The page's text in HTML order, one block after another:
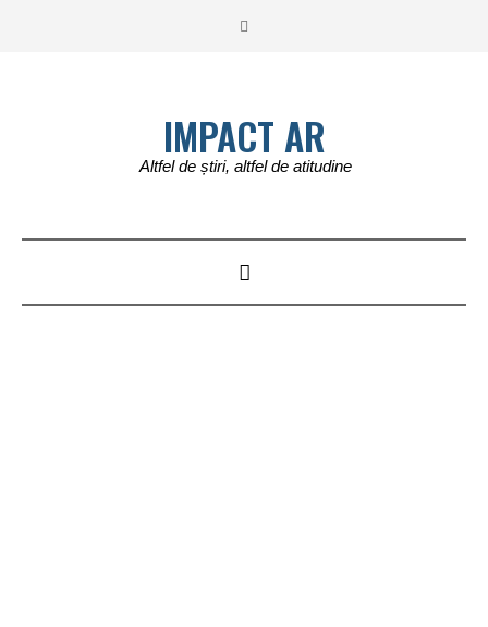
IMPACT AR
Altfel de știri, altfel de atitudine